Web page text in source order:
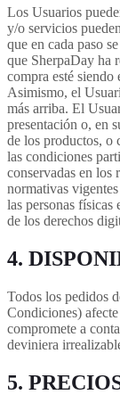
Los Usuarios
y/o servicios
que en cada paso
que SherpaDay ha
compra esté
Asimismo, el
más arriba. El
presentación o, en
de los productos, o
las condiciones
conservadas en los
normativas
las personas
de los derechos
4.
Todos los pedidos
Condiciones)
compromete a
deviniera
5.